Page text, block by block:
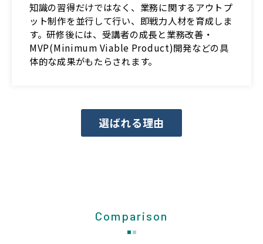
知識の習得だけではなく、業務に関するアウトプ
ット制作を並行して行い、即戦力人材を育成しま
す。研修後には、受講者の成長と業務改善・
MVP(Minimum Viable Product)開発などの具
体的な成果がもたらされます。
選ばれる理由
Comparison